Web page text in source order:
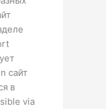
сайт
в
via